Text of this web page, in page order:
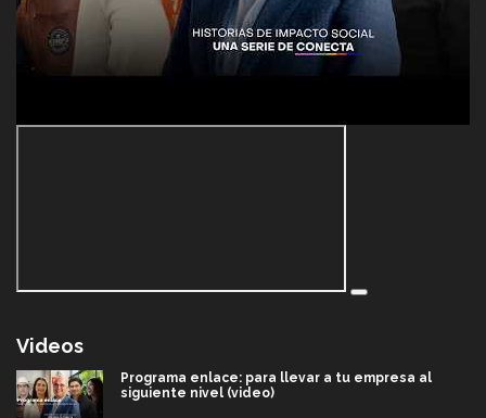
Videos
Programa enlace: para llevar a tu empresa al
siguiente nivel (video)